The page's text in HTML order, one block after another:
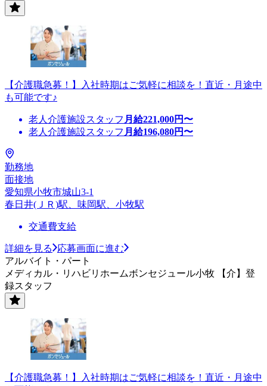
【介護職急募！】入社時期はご気軽に相談を！直近・月途中
も可能です♪
老人介護施設スタッフ 月給221,000円〜
老人介護施設スタッフ 月給196,080円〜
勤務地
面接地
愛知県小牧市城山3-1
春日井(ＪＲ)駅、味岡駅、小牧駅
交通費支給
詳細を見る
応募画面に進む
アルバイト・パート
メディカル・リハビリホームボンセジュール小牧 【介】登
録スタッフ
【介護職急募！】入社時期はご気軽に相談を！直近・月途中